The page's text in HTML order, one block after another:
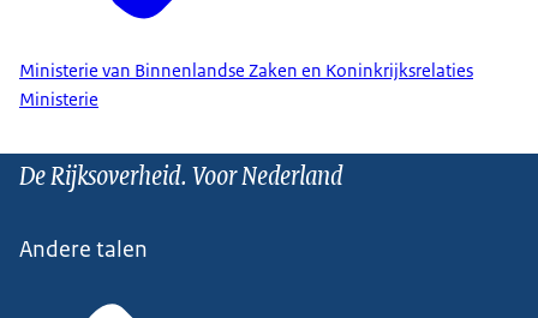
Ministerie van Binnenlandse Zaken en Koninkrijksrelaties
Ministerie
De Rijksoverheid. Voor Nederland
Andere talen